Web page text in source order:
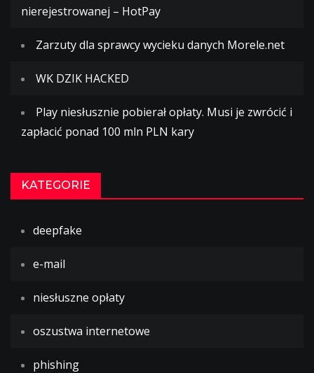
nierejestrowanej – HotPay
Zarzuty dla sprawcy wycieku danych Morele.net
WK DZIK HACKED
Play niesłusznie pobierał opłaty. Musi je zwrócić i
zapłacić ponad 100 mln PLN kary
KATEGORIE
deepfake
e-mail
niesłuszne opłaty
oszustwa internetowe
phishing